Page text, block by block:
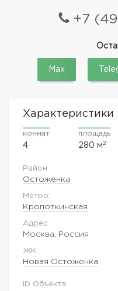
+7
Max
Характеристики
комнат
4
площадь
280 м2
Район:
Остоженка
Метро:
Кропоткинская
Адрес:
Москва, Россия
ЖK:
Новая Остоженка
ID Объекта: